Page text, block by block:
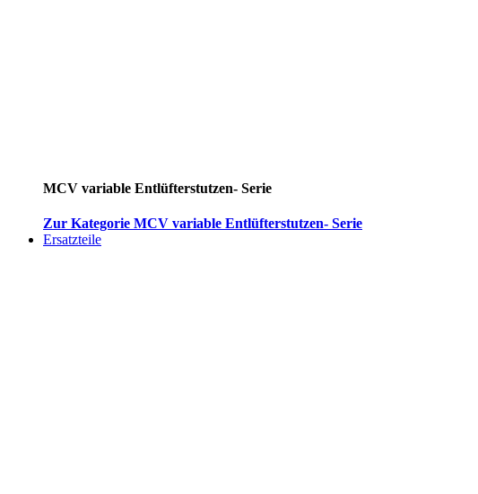
MCV variable Entlüfterstutzen- Serie
Zur Kategorie MCV variable Entlüfterstutzen- Serie
Ersatzteile